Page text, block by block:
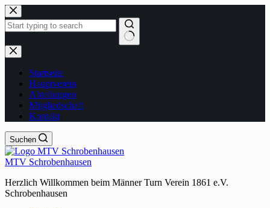
Zum
Inhalt
springen
Keine
Ergebnisse
Startseite
Hauptverein
Abteilungen
Mitgliedschaft
Kontakt
Suchen
MTV Schrobenhausen
Herzlich Willkommen beim Männer Turn Verein 1861 e.V.
Schrobenhausen